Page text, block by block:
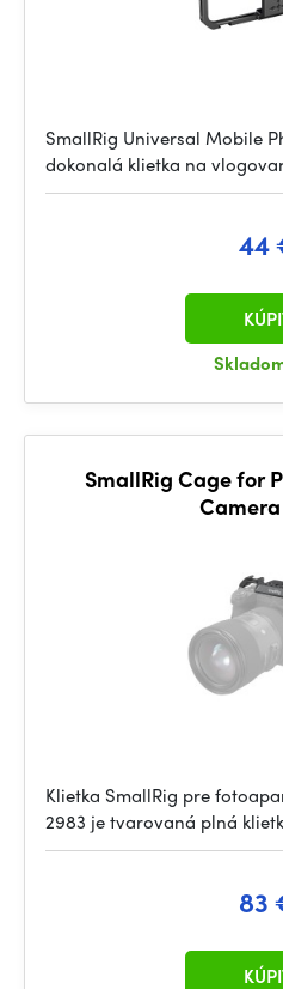
SmallRig Universal Mobile
dokonalá klietka na
44
SmallRig Cage for
Klietka SmallRig pre
2983 je tvarovaná plná
83